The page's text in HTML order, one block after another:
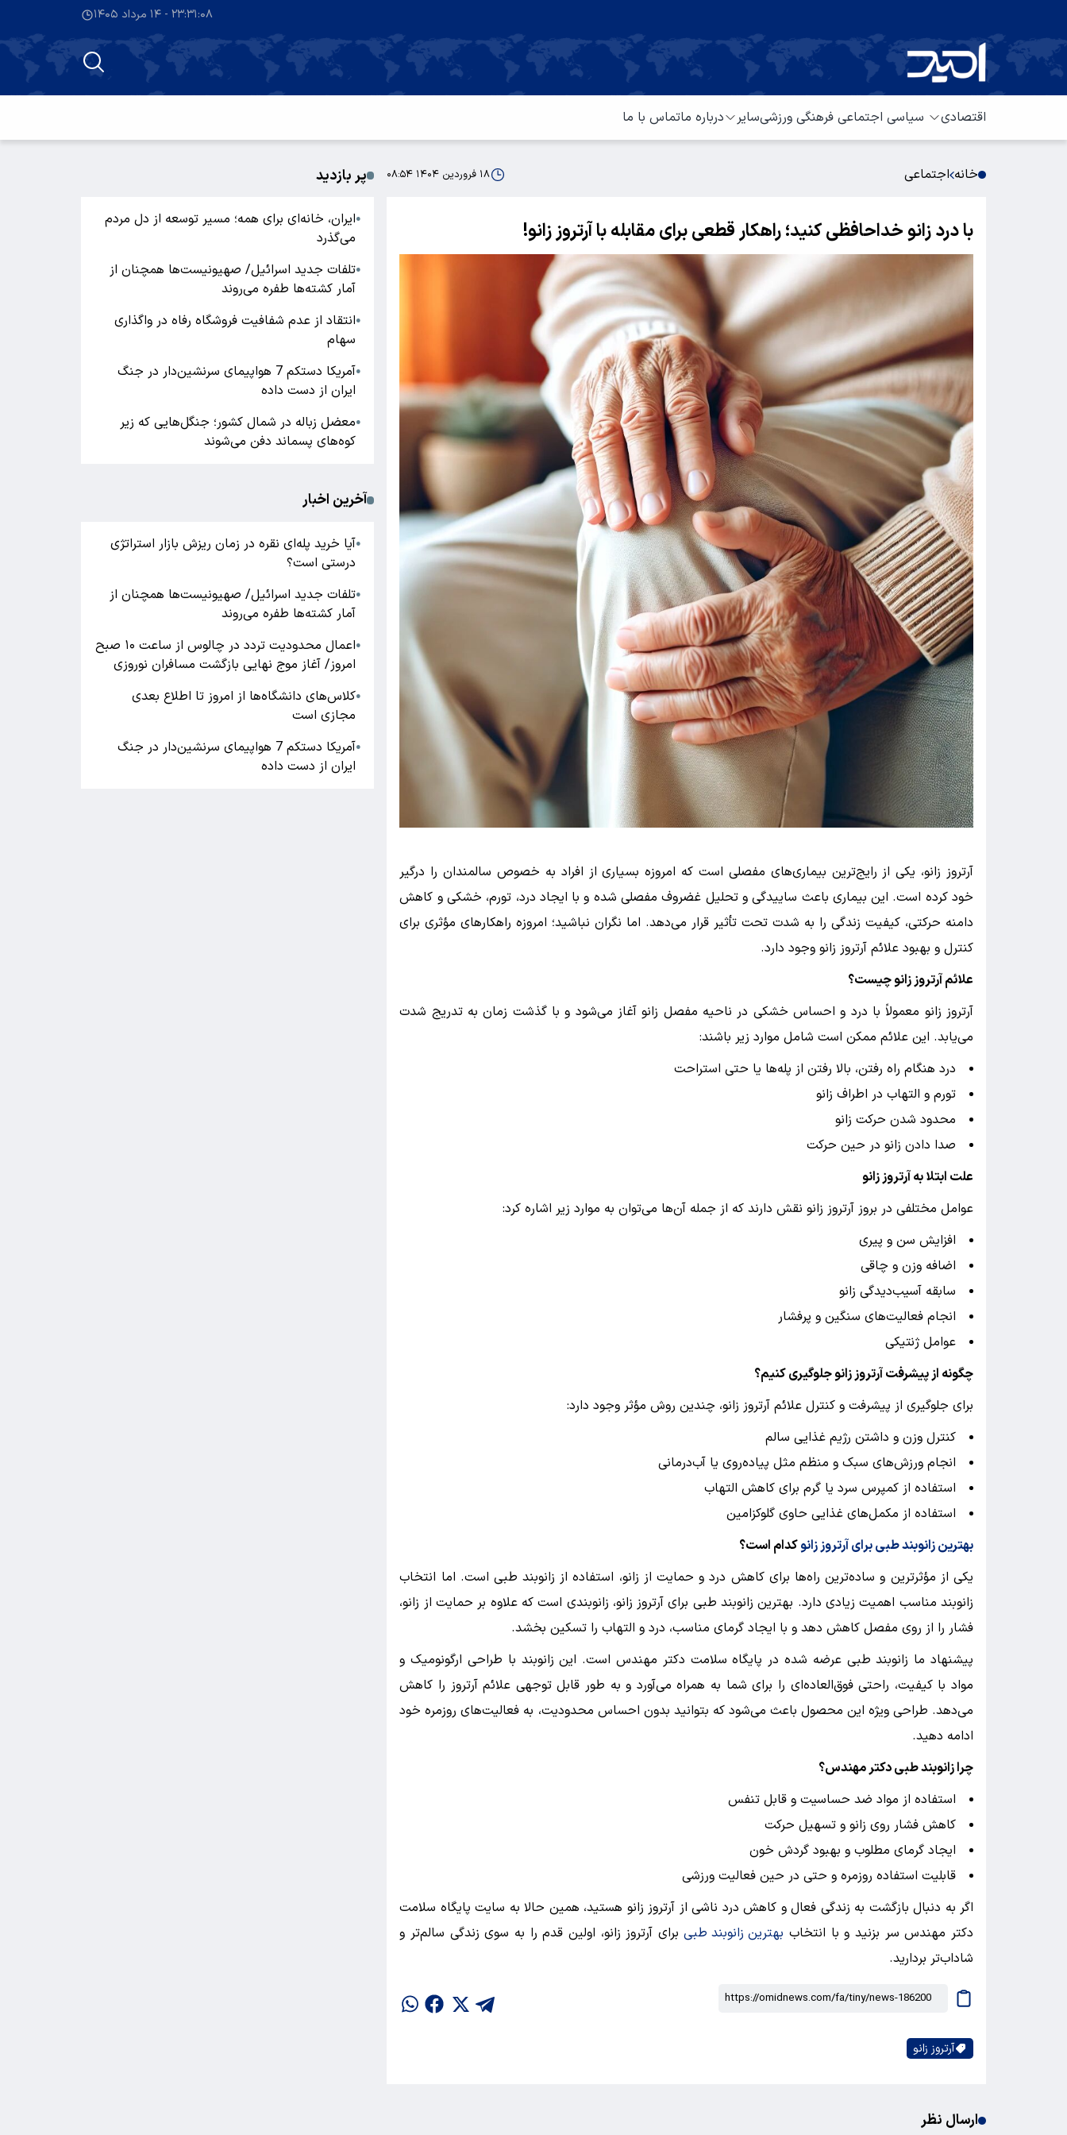
۲۳:۳۱:۰۹ - ۱۴ مرداد ۱۴۰۵
اقتصادی سیاسی اجتماعی فرهنگی ورزشیسایر درباره ماتماس با ما
خانه اجتماعی ۱۸ فروردین ۱۴۰۴ ۰۸:۵۴
با درد زانو خداحافظی کنید؛ راهکار قطعی برای مقابله با آرتروز زانو!
آرتروز زانو، یکی از رایج‌ترین بیماری‌های مفصلی است که امروزه بسیاری از افراد به خصوص سالمندان را درگیر
خود کرده است. این بیماری باعث ساییدگی و تحلیل غضروف مفصلی شده و با ایجاد درد، تورم، خشکی و کاهش
دامنه حرکتی، کیفیت زندگی را به شدت تحت تأثیر قرار می‌دهد. اما نگران نباشید؛ امروزه راهکارهای مؤثری برای
کنترل و بهبود علائم آرتروز زانو وجود دارد.
علائم آرتروز زانو چیست؟
آرتروز زانو معمولاً با درد و احساس خشکی در ناحیه مفصل زانو آغاز می‌شود و با گذشت زمان به تدریج شدت
می‌یابد. این علائم ممکن است شامل موارد زیر باشند:
درد هنگام راه رفتن، بالا رفتن از پله‌ها یا حتی استراحت
تورم و التهاب در اطراف زانو
محدود شدن حرکت زانو
صدا دادن زانو در حین حرکت
علت ابتلا به آرتروز زانو
عوامل مختلفی در بروز آرتروز زانو نقش دارند که از جمله آن‌ها می‌توان به موارد زیر اشاره کرد:
افزایش سن و پیری
اضافه وزن و چاقی
سابقه آسیب‌دیدگی زانو
انجام فعالیت‌های سنگین و پرفشار
عوامل ژنتیکی
چگونه از پیشرفت آرتروز زانو جلوگیری کنیم؟
برای جلوگیری از پیشرفت و کنترل علائم آرتروز زانو، چندین روش مؤثر وجود دارد:
کنترل وزن و داشتن رژیم غذایی سالم
انجام ورزش‌های سبک و منظم مثل پیاده‌روی یا آب‌درمانی
استفاده از کمپرس سرد یا گرم برای کاهش التهاب
استفاده از مکمل‌های غذایی حاوی گلوکزامین
بهترین زانوبند طبی برای آرتروز زانوکدام است؟
یکی از مؤثرترین و ساده‌ترین راه‌ها برای کاهش درد و حمایت از زانو، استفاده از زانوبند طبی است. اما انتخاب
زانوبند مناسب اهمیت زیادی دارد. بهترین زانوبند طبی برای آرتروز زانو، زانوبندی است که علاوه بر حمایت از زانو،
فشار را از روی مفصل کاهش دهد و با ایجاد گرمای مناسب، درد و التهاب را تسکین بخشد.
پیشنهاد ما زانوبند طبی عرضه شده در پایگاه سلامت دکتر مهندس است. این زانوبند با طراحی ارگونومیک و
مواد با کیفیت، راحتی فوق‌العاده‌ای را برای شما به همراه می‌آورد و به طور قابل توجهی علائم آرتروز را کاهش
می‌دهد. طراحی ویژه این محصول باعث می‌شود که بتوانید بدون احساس محدودیت، به فعالیت‌های روزمره خود
ادامه دهید.
چرا زانوبند طبی دکتر مهندس؟
استفاده از مواد ضد حساسیت و قابل تنفس
کاهش فشار روی زانو و تسهیل حرکت
ایجاد گرمای مطلوب و بهبود گردش خون
قابلیت استفاده روزمره و حتی در حین فعالیت ورزشی
اگر به دنبال بازگشت به زندگی فعال و کاهش درد ناشی از آرتروز زانو هستید، همین حالا به سایت پایگاه سلامت
دکتر مهندس سر بزنید و با انتخاب بهترین زانوبند طبیبرای آرتروز زانو، اولین قدم را به سوی زندگی سالم‌تر و
شاداب‌تر بردارید.
آرتروز زانو
ارسال نظر
پر بازدید
●ایران، خانه‌ای برای همه؛ مسیر توسعه از دل مردم
می‌گذرد
●تلفات جدید اسرائیل/ صهیونیست‌ها همچنان از
آمار کشته‌ها طفره می‌روند
●انتقاد از عدم شفافیت فروشگاه رفاه در واگذاری
سهام
●
آمریکا دستکم 7 هواپیمای سرنشین‌دار در جنگ
ایران از دست داده
●معضل زباله در شمال کشور؛ جنگل‌هایی که زیر
کوه‌های پسماند دفن می‌شوند
آخرین اخبار
●آیا خرید پله‌ای نقره در زمان ریزش بازار استراتژی
درستی است؟
●تلفات جدید اسرائیل/ صهیونیست‌ها همچنان از
آمار کشته‌ها طفره می‌روند
●
اعمال محدودیت تردد در چالوس از ساعت ۱۰ صبح
امروز/ آغاز موج نهایی بازگشت مسافران نوروزی
●کلاس‌های دانشگاه‌ها از امروز تا اطلاع بعدی
مجازی است
●
آمریکا دستکم 7 هواپیمای سرنشین‌دار در جنگ
ایران از دست داده